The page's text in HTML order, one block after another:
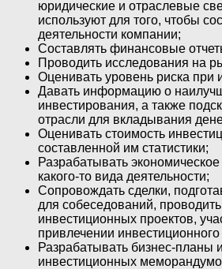
юридические и отраслевые
используют для того, чтобы
деятельности компании;
Составлять финансовые
Проводить исследования на
Оценивать уровень риска при
Давать информацию о
инвестирования, а также
отрасли для вкладывания
Оценивать стоимость
составленной им статистики;
Разрабатывать
какого-то вида деятельности;
Сопровождать сделки,
для собеседований,
инвестиционных проектов,
привлечении инвестиционного
Разрабатывать бизнес-планы
инвестиционных